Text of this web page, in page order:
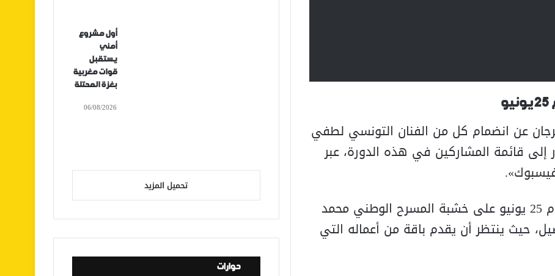
عن انضمام كل من الفنان التونسي لطفي
إلى قائمة المشاركين في هذه الدورة، عبر
وسيحيي لطفي بوشناق حفلا فنيا يوم 25 يونيو على خشبة المسرح الوطني محمد
حيث ينتظر أن يقدم باقة من أعماله التي
أول مشروع
أمني
يستقبل
قوات مغربية
بغزة المحتلة
06/08/2026
تحميل المزيد
حوارات